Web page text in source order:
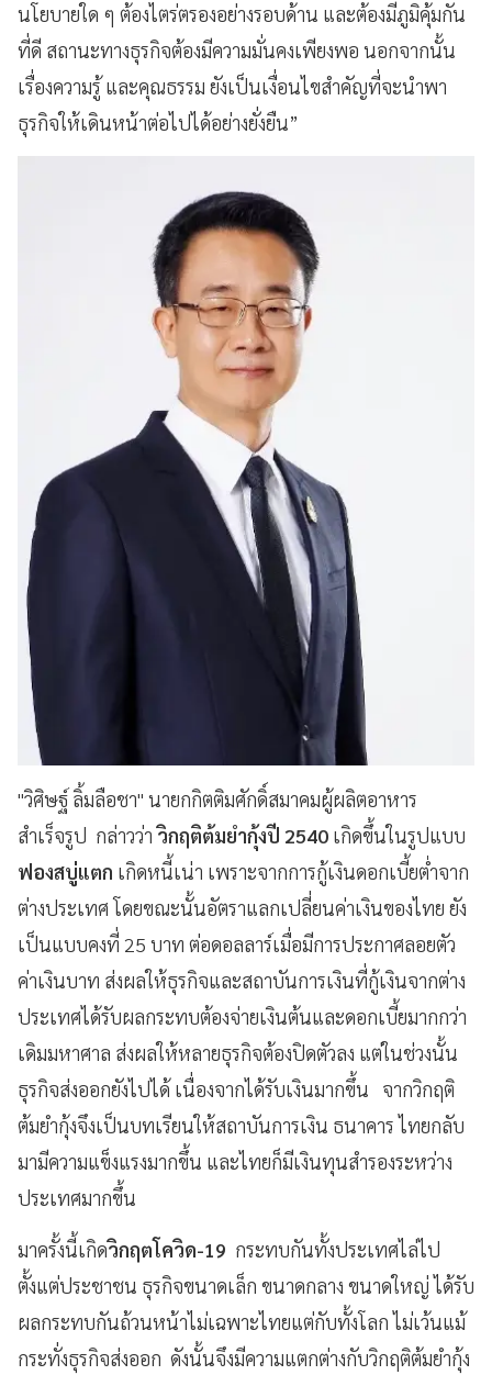
นโยบายใด ๆ ต้องไตร่ตรองอย่างรอบด้าน และต้องมีภูมิคุ้มกัน
ที่ดี สถานะทางธุรกิจต้องมีความมั่นคงเพียงพอ นอกจากนั้น
เรื่องความรู้ และคุณธรรม ยังเป็นเงื่อนไขสำคัญที่จะนำพา
ธุรกิจให้เดินหน้าต่อไปได้อย่างยั่งยืน”
"วิศิษฐ์ ลิ้มลือชา" นายกกิตติมศักดิ์สมาคมผู้ผลิตอาหาร
สำเร็จรูป กล่าวว่าวิกฤติต้มยำกุ้งปี 2540 เกิดขึ้นในรูปแบบ
ฟองสบู่แตก เกิดหนี้เน่า เพราะจากการกู้เงินดอกเบี้ยต่ำจาก
ต่างประเทศ โดยขณะนั้นอัตราแลกเปลี่ยนค่าเงินของไทย ยัง
เป็นแบบคงที่ 25 บาท ต่อดอลลาร์เมื่อมีการประกาศลอยตัว
ค่าเงินบาท ส่งผลให้ธุรกิจและสถาบันการเงินที่กู้เงินจากต่าง
ประเทศได้รับผลกระทบต้องจ่ายเงินต้นและดอกเบี้ยมากกว่า
เดิมมหาศาล ส่งผลให้หลายธุรกิจต้องปิดตัวลง แต่ในช่วงนั้น
ธุรกิจส่งออกยังไปได้ เนื่องจากได้รับเงินมากขึ้น จากวิกฤติ
ต้มยำกุ้งจึงเป็นบทเรียนให้สถาบันการเงิน ธนาคาร ไทยกลับ
มามีความแข็งแรงมากขึ้น และไทยก็มีเงินทุนสำรองระหว่าง
ประเทศมากขึ้น
มาครั้งนี้เกิดวิกฤตโควิด-19 กระทบกันทั้งประเทศไล่ไป
ตั้งแต่ประชาชน ธุรกิจขนาดเล็ก ขนาดกลาง ขนาดใหญ่ ได้รับ
ผลกระทบกันถ้วนหน้าไม่เฉพาะไทยแต่กับทั้งโลก ไม่เว้นแม้
กระทั่งธุรกิจส่งออก ดังนั้นจึงมีความแตกต่างกับวิกฤติต้มยำกุ้ง